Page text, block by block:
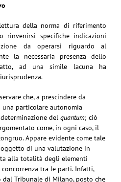
della norma di riferimento
rinvenirsi specifiche indicazioni
da operarsi riguardo al
la necessaria presenza dello
ad una simile lacuna ha
che, a prescindere da
particolare autonomia
del quantum; ciò
come, in ogni caso, il
Appare evidente come tale
di una valutazione in
alla totalità degli elementi
tra le parti. Infatti,
Tribunale di Milano, posto che